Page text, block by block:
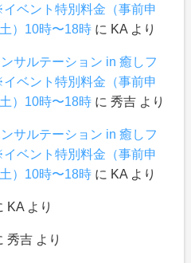
ベント特別料金（事前申
）10時〜18時に KAより
サルテーション in 癒しフ
ベント特別料金（事前申
）10時〜18時に 秀吉より
サルテーション in 癒しフ
ベント特別料金（事前申
）10時〜18時に KAより
KAより
秀吉より